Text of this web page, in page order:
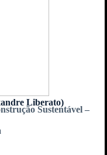
Liberato)
Sustentável –